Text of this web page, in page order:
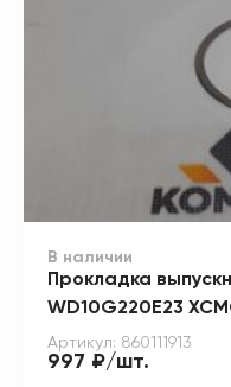
В наличии
Прокладка
WD10G220E23
Артикул: 860111913
997 ₽/шт.